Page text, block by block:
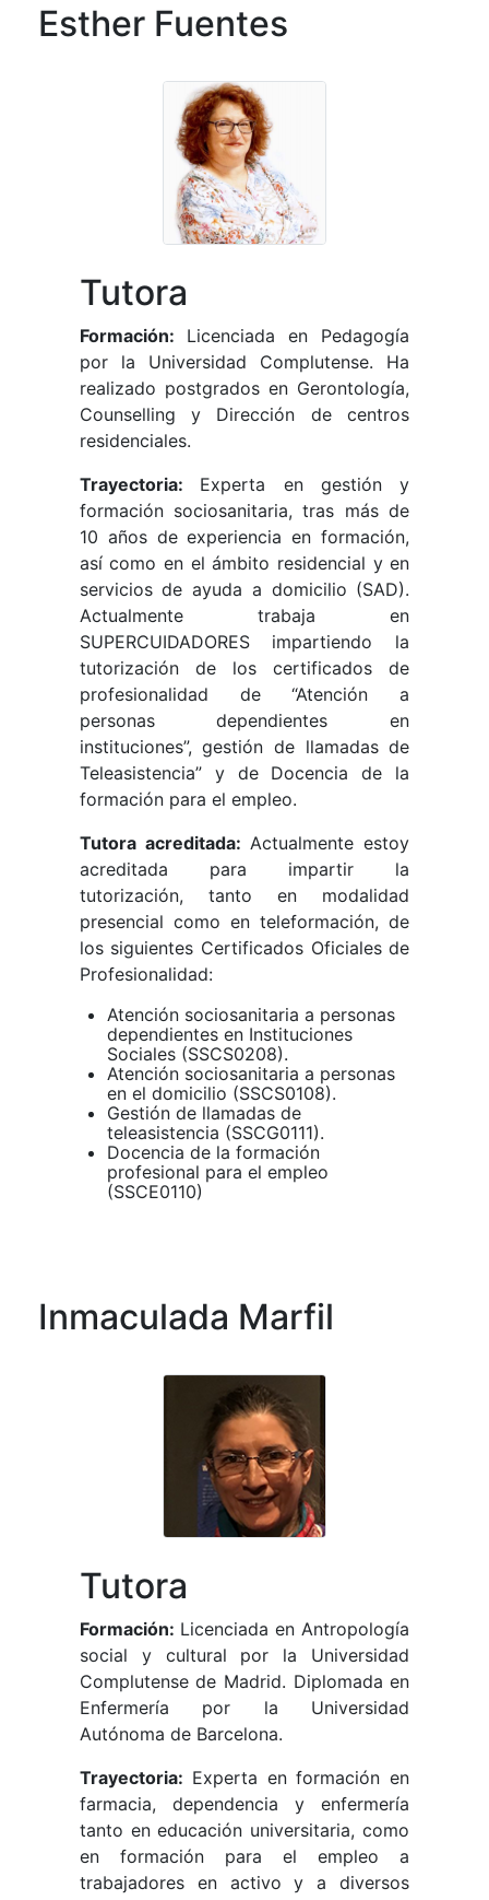
Esther Fuentes
Tutora
Formación: Licenciada en Pedagogía
por la Universidad Complutense. Ha
realizado postgrados en Gerontología,
Counselling y Dirección de centros
residenciales.
Trayectoria: Experta en gestión y
formación sociosanitaria, tras más de
10 años de experiencia en formación,
así como en el ámbito residencial y en
servicios de ayuda a domicilio (SAD).
Actualmente trabaja en
SUPERCUIDADORES impartiendo la
tutorización de los certificados de
profesionalidad de “Atención a
personas dependientes en
instituciones”, gestión de llamadas de
Teleasistencia” y de Docencia de la
formación para el empleo.
Tutora acreditada: Actualmente estoy
acreditada para impartir la
tutorización, tanto en modalidad
presencial como en teleformación, de
los siguientes Certificados Oficiales de
Profesionalidad:
Atención sociosanitaria a personas
dependientes en Instituciones
Sociales (SSCS0208).
Atención sociosanitaria a personas
en el domicilio (SSCS0108).
Gestión de llamadas de
teleasistencia (SSCG0111).
Docencia de la formación
profesional para el empleo
(SSCE0110)
Inmaculada Marfil
Tutora
Formación: Licenciada en Antropología
social y cultural por la Universidad
Complutense de Madrid. Diplomada en
Enfermería por la Universidad
Autónoma de Barcelona.
Trayectoria: Experta en formación en
farmacia, dependencia y enfermería
tanto en educación universitaria, como
en formación para el empleo a
trabajadores en activo y a diversos